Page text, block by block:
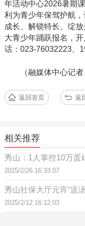
年活动中心2026暑期
利为青少年保驾护航
成长、解锁特长、绽
大青少年踊跃报名，
话： 023-76032223、
（融媒体中心记者
返回首页 返
相关推荐
秀山：1人掌控10万蛋
2025/2/26 16:33:07
秀山社保大厅元宵“送
2025/2/12 16:12:03